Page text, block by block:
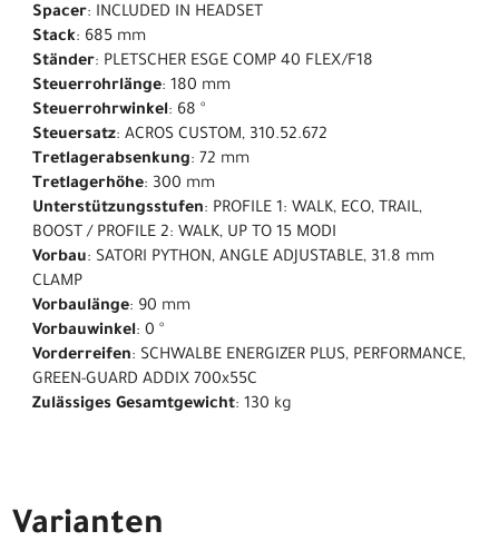
Spacer: INCLUDED IN HEADSET
Stack: 685 mm
Ständer: PLETSCHER ESGE COMP 40 FLEX/F18
Steuerrohrlänge: 180 mm
Steuerrohrwinkel: 68 °
Steuersatz: ACROS CUSTOM, 310.52.672
Tretlagerabsenkung: 72 mm
Tretlagerhöhe: 300 mm
Unterstützungsstufen: PROFILE 1: WALK, ECO, TRAIL,
BOOST / PROFILE 2: WALK, UP TO 15 MODI
Vorbau: SATORI PYTHON, ANGLE ADJUSTABLE, 31.8 mm
CLAMP
Vorbaulänge: 90 mm
Vorbauwinkel: 0 °
Vorderreifen: SCHWALBE ENERGIZER PLUS, PERFORMANCE,
GREEN-GUARD ADDIX 700x55C
Zulässiges Gesamtgewicht: 130 kg
Varianten